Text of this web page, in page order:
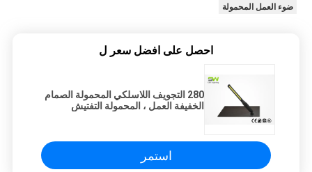
ضوء العمل المحمولة
احصل على افضل سعر ل
280 التجويف اللاسلكي المحمولة الصمام
الخفيفة العمل ، المحمولة التفتيش
استمر